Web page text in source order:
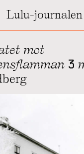
Lulu-journalen
mot
3